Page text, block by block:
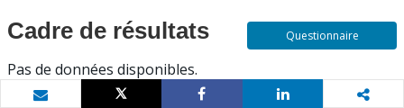
Cadre de résultats
Pas de données disponibles.
Questionnaire